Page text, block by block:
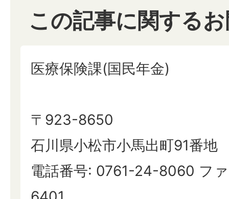
この記事に関する
医療保険課(国民年金)
〒923-8650
石川県小松市小馬出町91番地
電話番号: 0761-24-8060 フ